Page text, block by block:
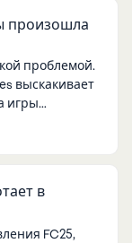
произошла
проблемой.
выскакивает
игры
повторить
в
FC25,